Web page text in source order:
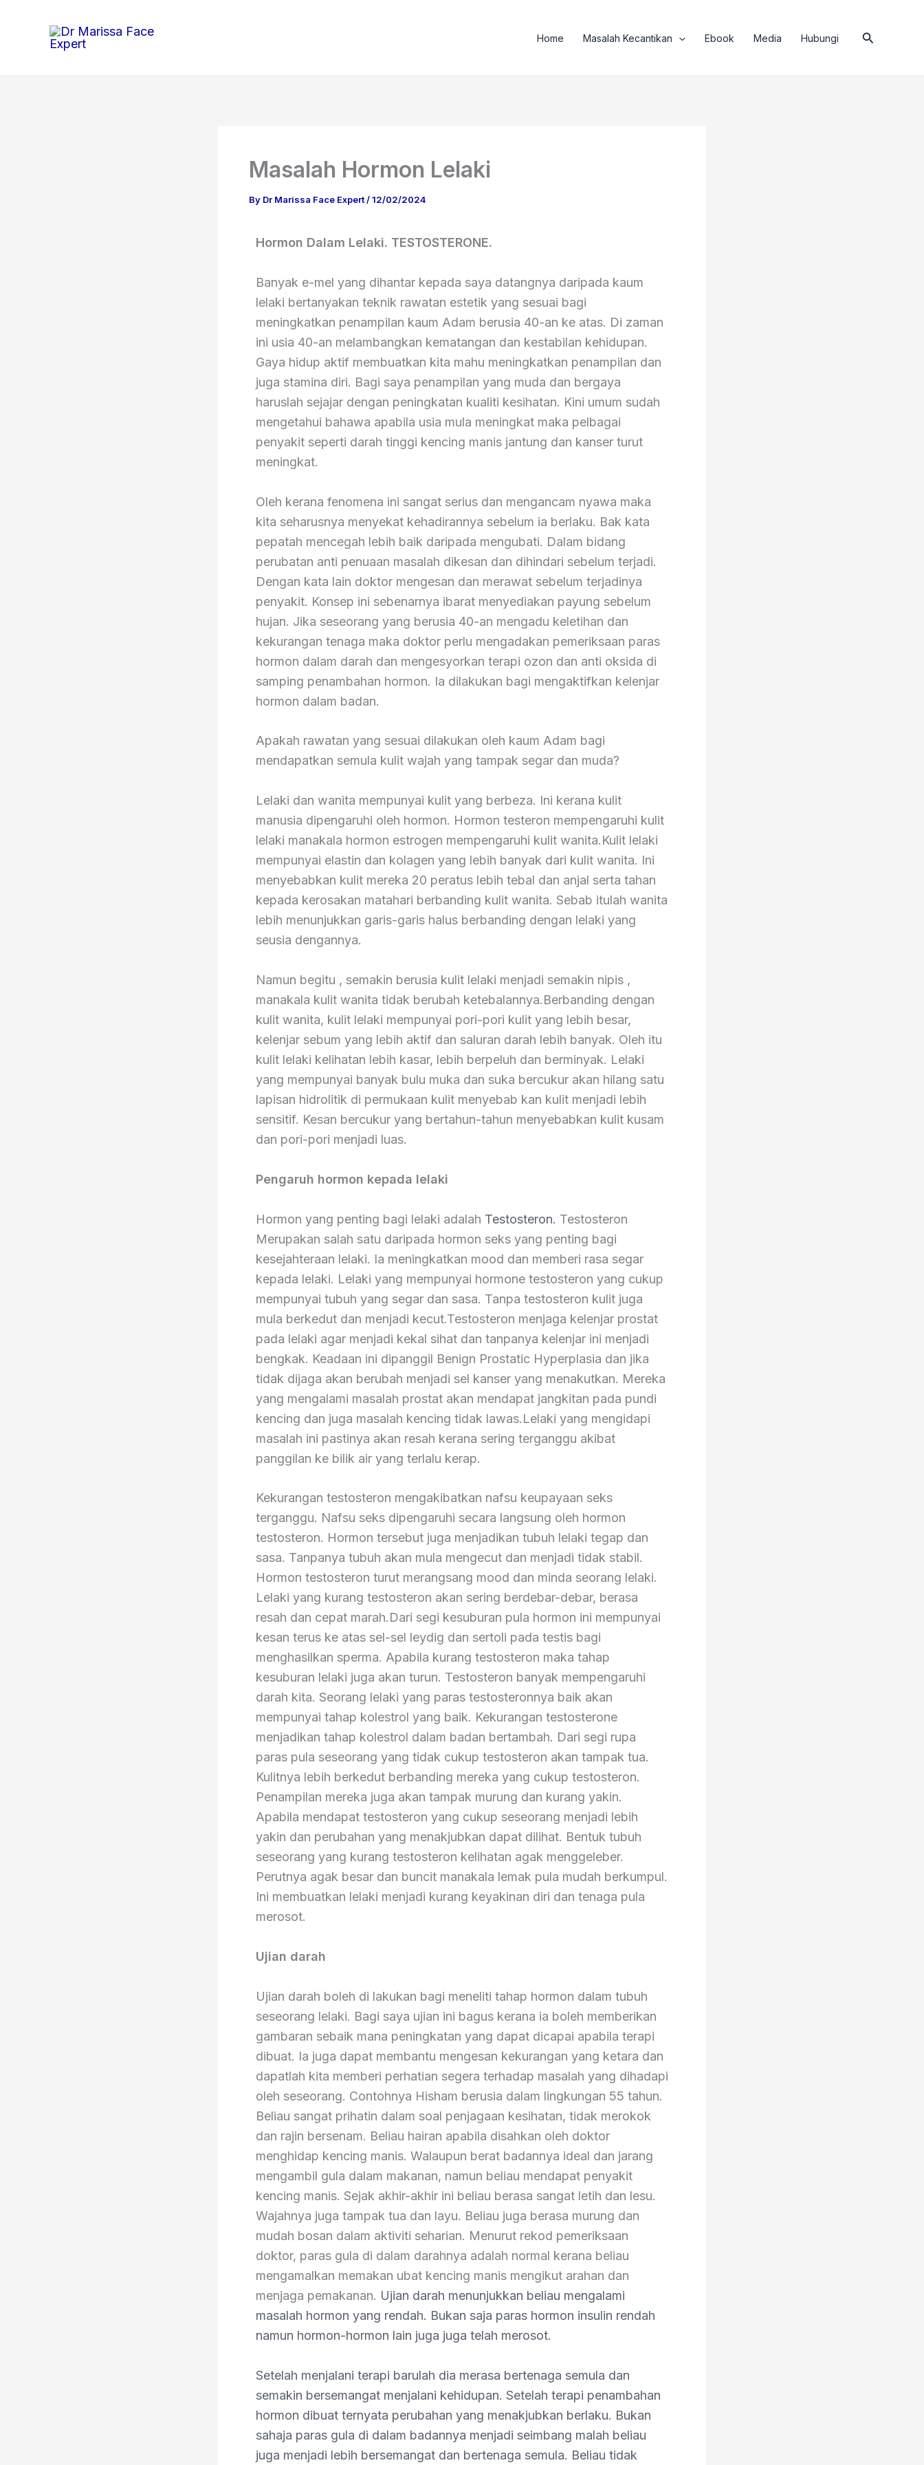
Home Masalah Kecantikan Ebook Media Hubungi Search
Masalah Hormon Lelaki
By Dr Marissa Face Expert/12/02/2024
Hormon Dalam Lelaki. TESTOSTERONE.
Banyak e-mel yang dihantar kepada saya datangnya daripada kaum
lelaki bertanyakan teknik rawatan estetik yang sesuai bagi
meningkatkan penampilan kaum Adam berusia 40-an ke atas. Di zaman
ini usia 40-an melambangkan kematangan dan kestabilan kehidupan.
Gaya hidup aktif membuatkan kita mahu meningkatkan penampilan dan
juga stamina diri. Bagi saya penampilan yang muda dan bergaya
haruslah sejajar dengan peningkatan kualiti kesihatan. Kini umum sudah
mengetahui bahawa apabila usia mula meningkat maka pelbagai
penyakit seperti darah tinggi kencing manis jantung dan kanser turut
meningkat.
Oleh kerana fenomena ini sangat serius dan mengancam nyawa maka
kita seharusnya menyekat kehadirannya sebelum ia berlaku. Bak kata
pepatah mencegah lebih baik daripada mengubati. Dalam bidang
perubatan anti penuaan masalah dikesan dan dihindari sebelum terjadi.
Dengan kata lain doktor mengesan dan merawat sebelum terjadinya
penyakit. Konsep ini sebenarnya ibarat menyediakan payung sebelum
hujan. Jika seseorang yang berusia 40-an mengadu keletihan dan
kekurangan tenaga maka doktor perlu mengadakan pemeriksaan paras
hormon dalam darah dan mengesyorkan terapi ozon dan anti oksida di
samping penambahan hormon. Ia dilakukan bagi mengaktifkan kelenjar
hormon dalam badan.
Apakah rawatan yang sesuai dilakukan oleh kaum Adam bagi
mendapatkan semula kulit wajah yang tampak segar dan muda?
Lelaki dan wanita mempunyai kulit yang berbeza. Ini kerana kulit
manusia dipengaruhi oleh hormon. Hormon testeron mempengaruhi kulit
lelaki manakala hormon estrogen mempengaruhi kulit wanita.Kulit lelaki
mempunyai elastin dan kolagen yang lebih banyak dari kulit wanita. Ini
menyebabkan kulit mereka 20 peratus lebih tebal dan anjal serta tahan
kepada kerosakan matahari berbanding kulit wanita. Sebab itulah wanita
lebih menunjukkan garis-garis halus berbanding dengan lelaki yang
seusia dengannya.
Namun begitu , semakin berusia kulit lelaki menjadi semakin nipis ,
manakala kulit wanita tidak berubah ketebalannya.Berbanding dengan
kulit wanita, kulit lelaki mempunyai pori-pori kulit yang lebih besar,
kelenjar sebum yang lebih aktif dan saluran darah lebih banyak. Oleh itu
kulit lelaki kelihatan lebih kasar, lebih berpeluh dan berminyak. Lelaki
yang mempunyai banyak bulu muka dan suka bercukur akan hilang satu
lapisan hidrolitik di permukaan kulit menyebab kan kulit menjadi lebih
sensitif. Kesan bercukur yang bertahun-tahun menyebabkan kulit kusam
dan pori-pori menjadi luas.
Pengaruh hormon kepada lelaki
Hormon yang penting bagi lelaki adalah Testosteron. Testosteron
Merupakan salah satu daripada hormon seks yang penting bagi
kesejahteraan lelaki. Ia meningkatkan mood dan memberi rasa segar
kepada lelaki. Lelaki yang mempunyai hormone testosteron yang cukup
mempunyai tubuh yang segar dan sasa. Tanpa testosteron kulit juga
mula berkedut dan menjadi kecut.Testosteron menjaga kelenjar prostat
pada lelaki agar menjadi kekal sihat dan tanpanya kelenjar ini menjadi
bengkak. Keadaan ini dipanggil Benign Prostatic Hyperplasia dan jika
tidak dijaga akan berubah menjadi sel kanser yang menakutkan. Mereka
yang mengalami masalah prostat akan mendapat jangkitan pada pundi
kencing dan juga masalah kencing tidak lawas.Lelaki yang mengidapi
masalah ini pastinya akan resah kerana sering terganggu akibat
panggilan ke bilik air yang terlalu kerap.
Kekurangan testosteron mengakibatkan nafsu keupayaan seks
terganggu. Nafsu seks dipengaruhi secara langsung oleh hormon
testosteron. Hormon tersebut juga menjadikan tubuh lelaki tegap dan
sasa. Tanpanya tubuh akan mula mengecut dan menjadi tidak stabil.
Hormon testosteron turut merangsang mood dan minda seorang lelaki.
Lelaki yang kurang testosteron akan sering berdebar-debar, berasa
resah dan cepat marah.Dari segi kesuburan pula hormon ini mempunyai
kesan terus ke atas sel-sel leydig dan sertoli pada testis bagi
menghasilkan sperma. Apabila kurang testosteron maka tahap
kesuburan lelaki juga akan turun. Testosteron banyak mempengaruhi
darah kita. Seorang lelaki yang paras testosteronnya baik akan
mempunyai tahap kolestrol yang baik. Kekurangan testosterone
menjadikan tahap kolestrol dalam badan bertambah. Dari segi rupa
paras pula seseorang yang tidak cukup testosteron akan tampak tua.
Kulitnya lebih berkedut berbanding mereka yang cukup testosteron.
Penampilan mereka juga akan tampak murung dan kurang yakin.
Apabila mendapat testosteron yang cukup seseorang menjadi lebih
yakin dan perubahan yang menakjubkan dapat dilihat. Bentuk tubuh
seseorang yang kurang testosteron kelihatan agak menggeleber.
Perutnya agak besar dan buncit manakala lemak pula mudah berkumpul.
Ini membuatkan lelaki menjadi kurang keyakinan diri dan tenaga pula
merosot.
Ujian darah
Ujian darah boleh di lakukan bagi meneliti tahap hormon dalam tubuh
seseorang lelaki. Bagi saya ujian ini bagus kerana ia boleh memberikan
gambaran sebaik mana peningkatan yang dapat dicapai apabila terapi
dibuat. Ia juga dapat membantu mengesan kekurangan yang ketara dan
dapatlah kita memberi perhatian segera terhadap masalah yang dihadapi
oleh seseorang. Contohnya Hisham berusia dalam lingkungan 55 tahun.
Beliau sangat prihatin dalam soal penjagaan kesihatan, tidak merokok
dan rajin bersenam. Beliau hairan apabila disahkan oleh doktor
menghidap kencing manis. Walaupun berat badannya ideal dan jarang
mengambil gula dalam makanan, namun beliau mendapat penyakit
kencing manis. Sejak akhir-akhir ini beliau berasa sangat letih dan lesu.
Wajahnya juga tampak tua dan layu. Beliau juga berasa murung dan
mudah bosan dalam aktiviti seharian. Menurut rekod pemeriksaan
doktor, paras gula di dalam darahnya adalah normal kerana beliau
mengamalkan memakan ubat kencing manis mengikut arahan dan
menjaga pemakanan. Ujian darah menunjukkan beliau mengalami
masalah hormon yang rendah. Bukan saja paras hormon insulin rendah
namun hormon-hormon lain juga juga telah merosot.
Setelah menjalani terapi barulah dia merasa bertenaga semula dan
semakin bersemangat menjalani kehidupan. Setelah terapi penambahan
hormon dibuat ternyata perubahan yang menakjubkan berlaku. Bukan
sahaja paras gula di dalam badannya menjadi seimbang malah beliau
juga menjadi lebih bersemangat dan bertenaga semula. Beliau tidak